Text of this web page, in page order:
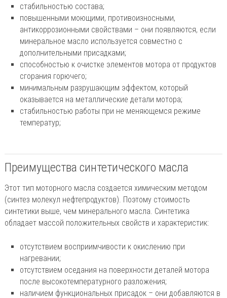
стабильностью состава;
повышенными моющими, противоизносными,
антикоррозионными свойствами – они появляются, если
минеральное масло используется совместно с
дополнительными присадками;
способностью к очистке элементов мотора от продуктов
сгорания горючего;
минимальным разрушающим эффектом, который
оказывается на металлические детали мотора;
стабильностью работы при не меняющемся режиме
температур;
Преимущества синтетического масла
Этот тип моторного масла создается химическим методом
(синтез молекул нефтепродуктов). Поэтому стоимость
синтетики выше, чем минерального масла. Синтетика
обладает массой положительных свойств и характеристик:
отсутствием восприимчивости к окислению при
нагревании;
отсутствием оседания на поверхности деталей мотора
после высокотемпературного разложения;
наличием функциональных присадок – они добавляются в